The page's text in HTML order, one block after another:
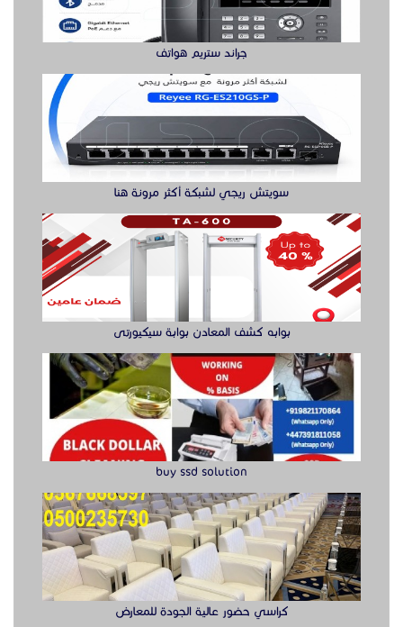
جراند ستريم هواتف
سويتش ريجي لشبكة أكثر مرونة هنا
بوابه كشف المعادن بوابة سيكيورتى
buy ssd solution
كراسي حضور عالية الجودة للمعارض